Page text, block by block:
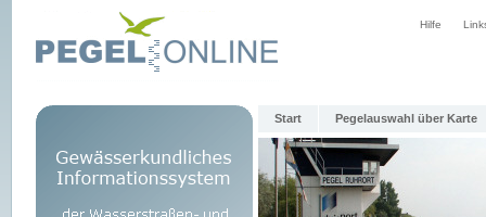
Hilfe
Start Pegelauswahl über Karte